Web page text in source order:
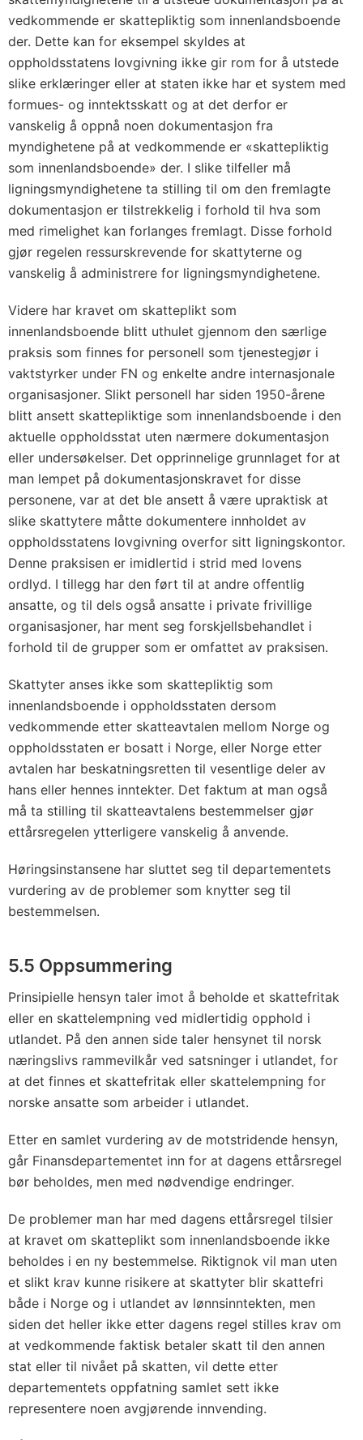
vedkommende er skattepliktig som innenlandsboende
der. Dette kan for eksempel skyldes at
oppholdsstatens lovgivning ikke gir rom for å utstede
slike erklæringer eller at staten ikke har et system med
formues- og inntektsskatt og at det derfor er
vanskelig å oppnå noen dokumentasjon fra
myndighetene på at vedkommende er «skattepliktig
som innenlandsboende» der. I slike tilfeller må
ligningsmyndighetene ta stilling til om den fremlagte
dokumentasjon er tilstrekkelig i forhold til hva som
med rimelighet kan forlanges fremlagt. Disse forhold
gjør regelen ressurskrevende for skattyterne og
vanskelig å administrere for ligningsmyndighetene.
Videre har kravet om skatteplikt som
innenlandsboende blitt uthulet gjennom den særlige
praksis som finnes for personell som tjenestegjør i
vaktstyrker under FN og enkelte andre internasjonale
organisasjoner. Slikt personell har siden 1950-årene
blitt ansett skattepliktige som innenlandsboende i den
aktuelle oppholdsstat uten nærmere dokumentasjon
eller undersøkelser. Det opprinnelige grunnlaget for at
man lempet på dokumentasjonskravet for disse
personene, var at det ble ansett å være upraktisk at
slike skattytere måtte dokumentere innholdet av
oppholdsstatens lovgivning overfor sitt ligningskontor.
Denne praksisen er imidlertid i strid med lovens
ordlyd. I tillegg har den ført til at andre offentlig
ansatte, og til dels også ansatte i private frivillige
organisasjoner, har ment seg forskjellsbehandlet i
forhold til de grupper som er omfattet av praksisen.
Skattyter anses ikke som skattepliktig som
innenlandsboende i oppholdsstaten dersom
vedkommende etter skatteavtalen mellom Norge og
oppholdsstaten er bosatt i Norge, eller Norge etter
avtalen har beskatningsretten til vesentlige deler av
hans eller hennes inntekter. Det faktum at man også
må ta stilling til skatteavtalens bestemmelser gjør
ettårsregelen ytterligere vanskelig å anvende.
Høringsinstansene har sluttet seg til departementets
vurdering av de problemer som knytter seg til
bestemmelsen.
5.5 Oppsummering
Prinsipielle hensyn taler imot å beholde et skattefritak
eller en skattelempning ved midlertidig opphold i
utlandet. På den annen side taler hensynet til norsk
næringslivs rammevilkår ved satsninger i utlandet, for
at det finnes et skattefritak eller skattelempning for
norske ansatte som arbeider i utlandet.
Etter en samlet vurdering av de motstridende hensyn,
går Finansdepartementet inn for at dagens ettårsregel
bør beholdes, men med nødvendige endringer.
De problemer man har med dagens ettårsregel tilsier
at kravet om skatteplikt som innenlandsboende ikke
beholdes i en ny bestemmelse. Riktignok vil man uten
et slikt krav kunne risikere at skattyter blir skattefri
både i Norge og i utlandet av lønnsinntekten, men
siden det heller ikke etter dagens regel stilles krav om
at vedkommende faktisk betaler skatt til den annen
stat eller til nivået på skatten, vil dette etter
departementets oppfatning samlet sett ikke
representere noen avgjørende innvending.